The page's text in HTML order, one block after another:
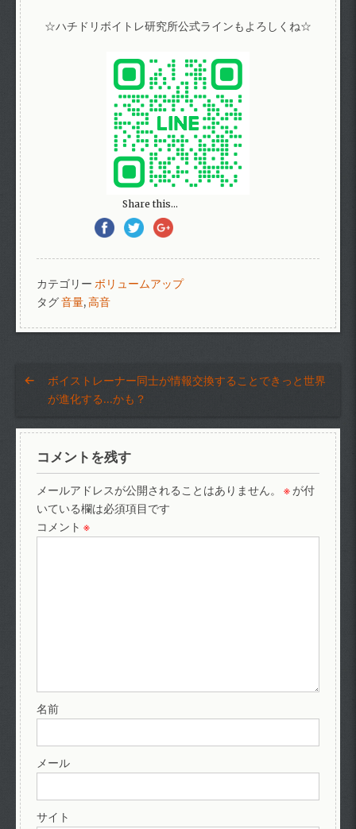
☆ハチドリボイトレ研究所公式ラインもよろしくね☆
Share this...
カテゴリー ボリュームアップ
タグ音量,高音
ボイストレーナー同士が情報交換することできっと世界
が進化する…かも？
コメントを残す
メールアドレスが公開されることはありません。 ※が付
いている欄は必須項目です
コメント ※
名前
メール
サイト